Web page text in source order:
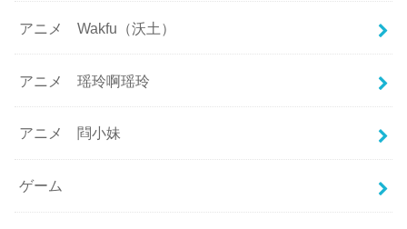
アニメ Wakfu（沃土）
アニメ 瑶玲啊瑶玲
アニメ 閰小妹
ゲーム